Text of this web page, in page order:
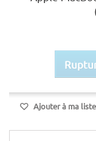
Ajouter à ma